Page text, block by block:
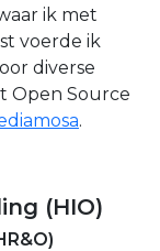
ik met
voerde ik
diverse
Open Source
.
(HIO)